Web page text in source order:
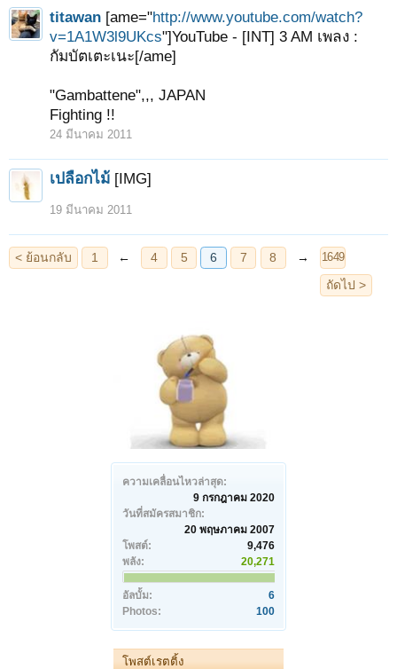
ความเคลื่อนไหวล่าสุด:
9 กรกฎาคม 2020
วันที่สมัครสมาชิก:
20 พฤษภาคม 2007
โพสต์:
9,476
พลัง:
20,271
อัลบั้ม:
6
Photos:
100
โพสต์เรตติ้ง
titawan [ame="http://www.youtube.com/watch?
v=1A1W3l9UKcs"]YouTube - [INT] 3 AM เพลง :
กัมบัตเตะเนะ[/ame]
"Gambattene",,, JAPAN
Fighting !!
24 มีนาคม 2011
เปลือกไม้ [IMG]
19 มีนาคม 2011